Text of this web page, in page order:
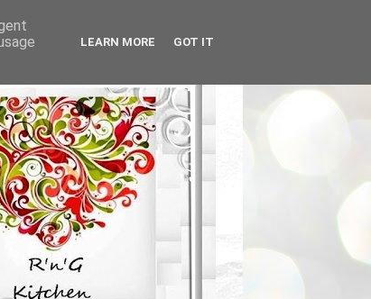
LEARN MORE GOT IT